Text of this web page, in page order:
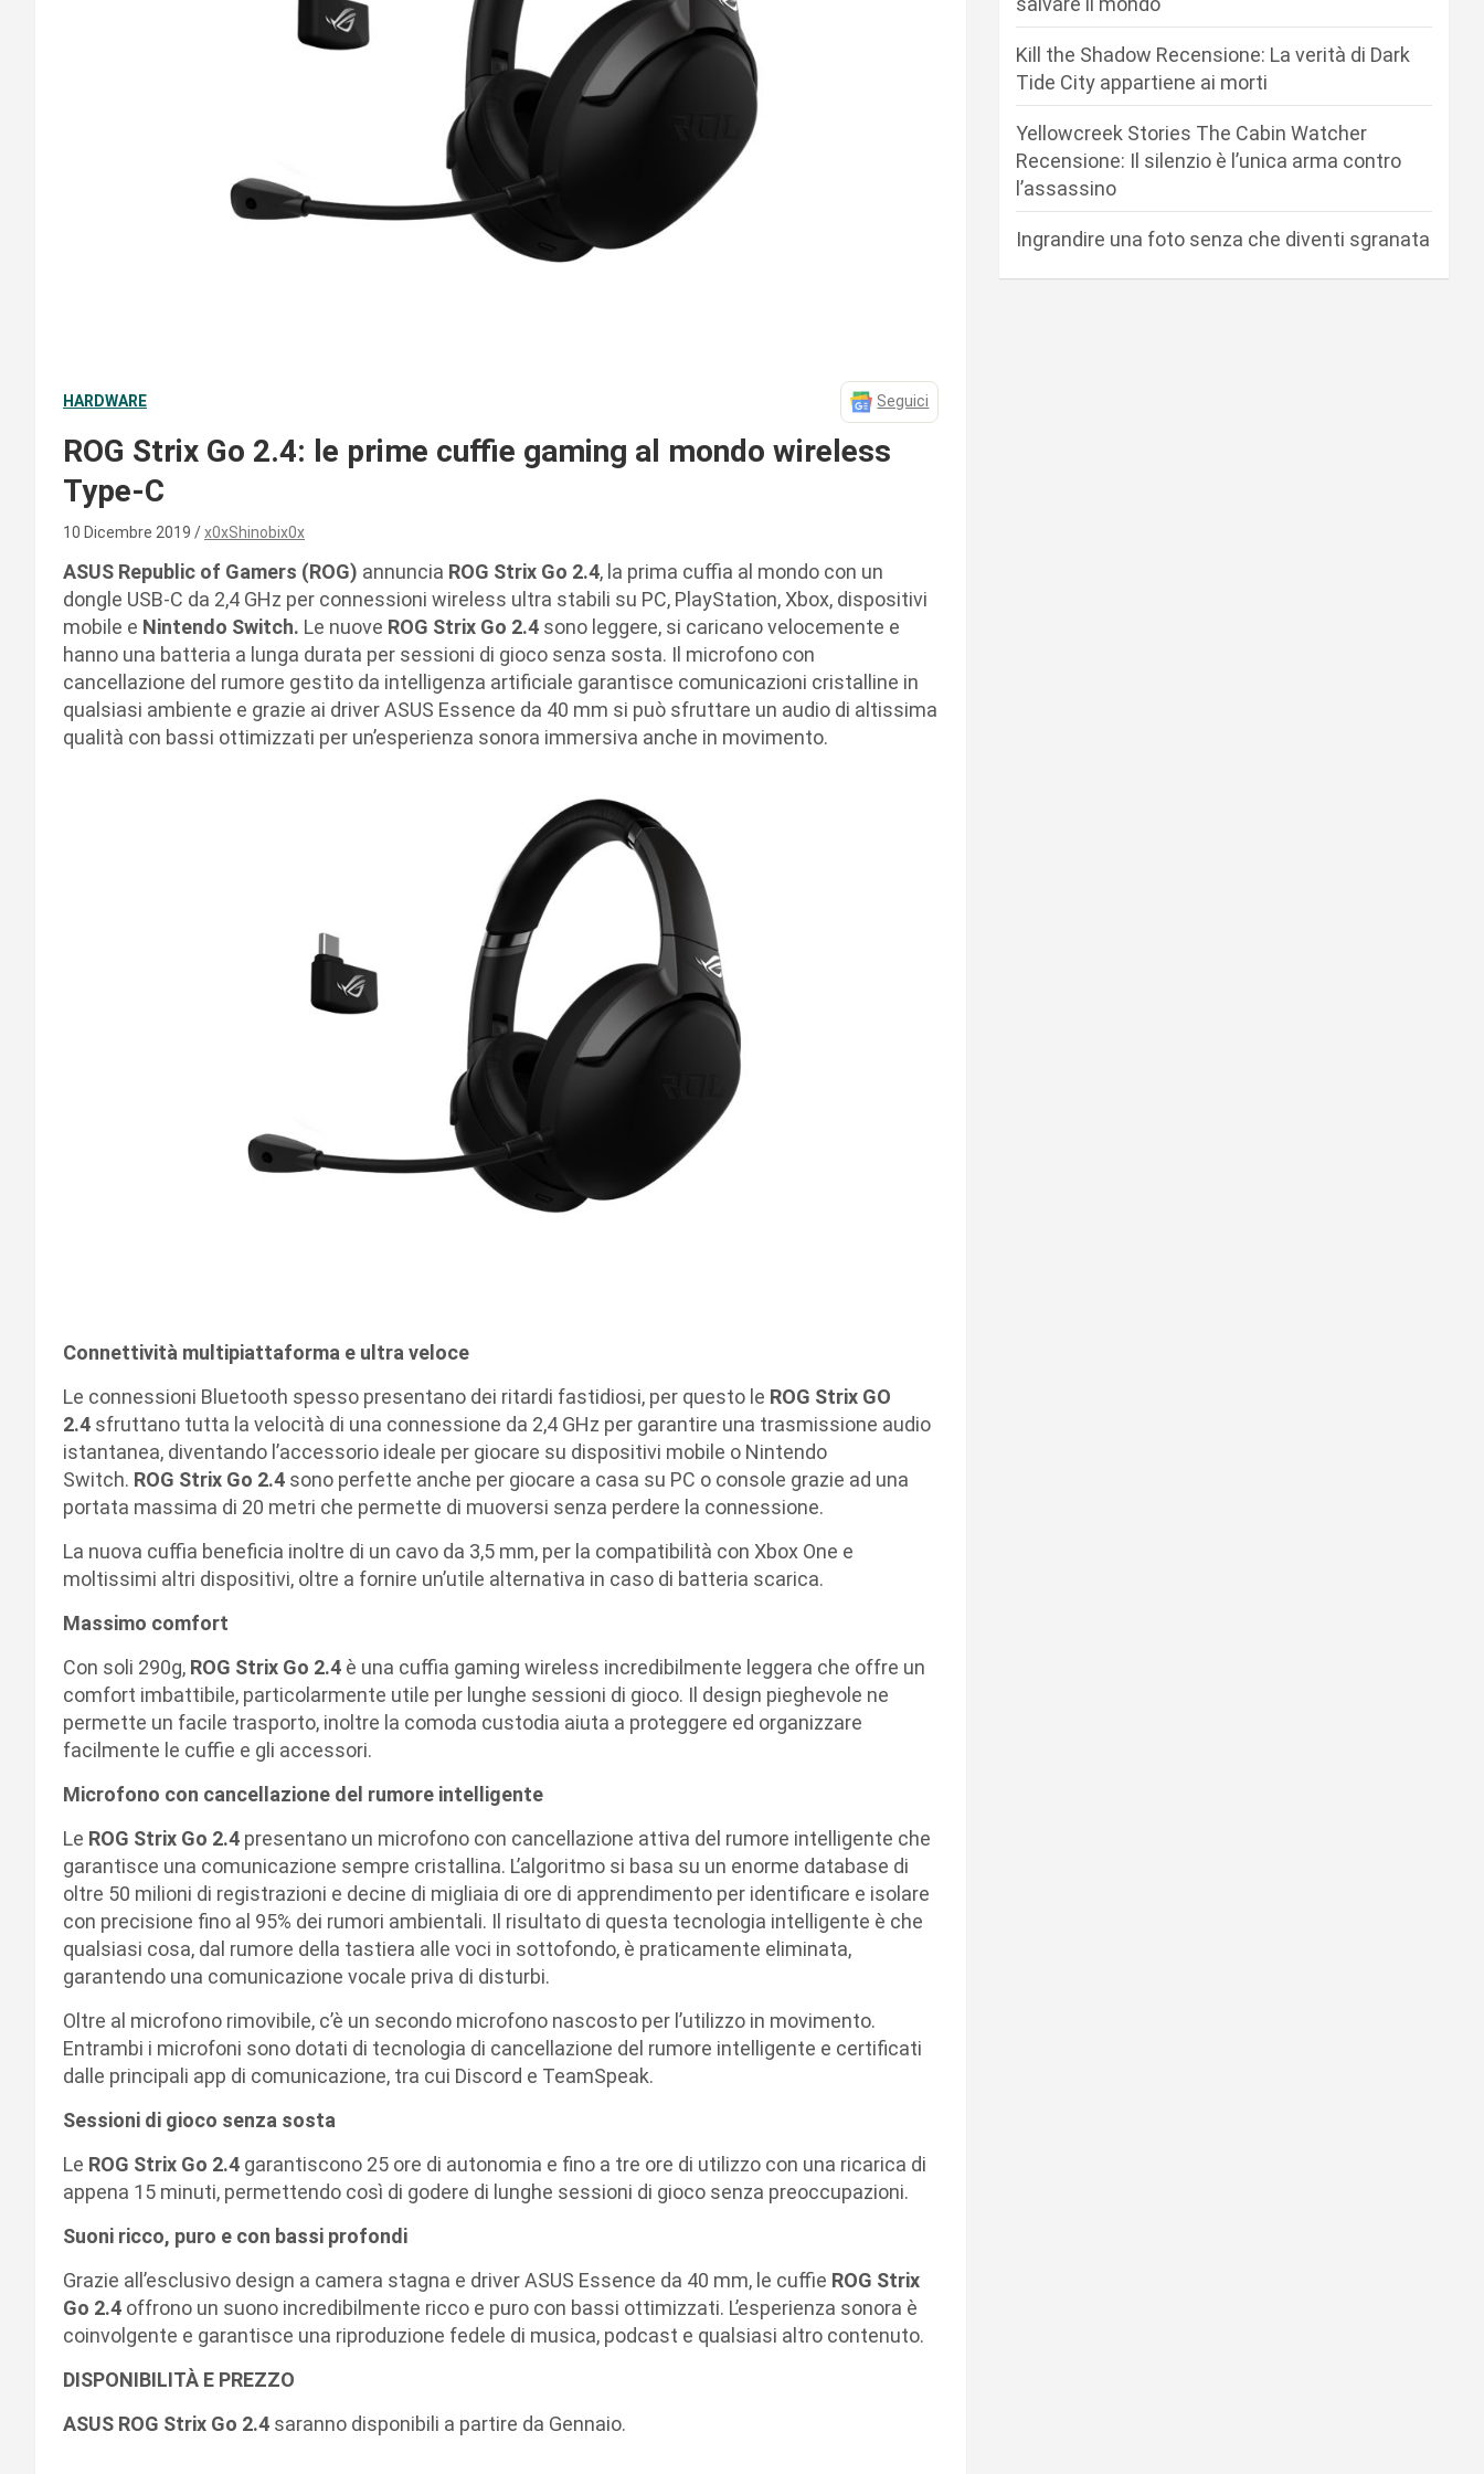
HARDWARE Seguici
ROG Strix Go 2.4: le prime cuffie gaming al mondo wireless
Type-C
10 Dicembre 2019 x0xShinobix0x
ASUS Republic of Gamers (ROG) annuncia ROG Strix Go 2.4, la prima cuffia al mondo con un
dongle USB-C da 2,4 GHz per connessioni wireless ultra stabili su PC, PlayStation, Xbox, dispositivi
mobile e Nintendo Switch. Le nuove ROG Strix Go 2.4 sono leggere, si caricano velocemente e
hanno una batteria a lunga durata per sessioni di gioco senza sosta. Il microfono con
cancellazione del rumore gestito da intelligenza artificiale garantisce comunicazioni cristalline in
qualsiasi ambiente e grazie ai driver ASUS Essence da 40 mm si può sfruttare un audio di altissima
qualità con bassi ottimizzati per un’esperienza sonora immersiva anche in movimento.
Connettività multipiattaforma e ultra veloce
Le connessioni Bluetooth spesso presentano dei ritardi fastidiosi, per questo le ROG Strix GO
2.4 sfruttano tutta la velocità di una connessione da 2,4 GHz per garantire una trasmissione audio
istantanea, diventando l’accessorio ideale per giocare su dispositivi mobile o Nintendo
Switch. ROG Strix Go 2.4 sono perfette anche per giocare a casa su PC o console grazie ad una
portata massima di 20 metri che permette di muoversi senza perdere la connessione.
La nuova cuffia beneficia inoltre di un cavo da 3,5 mm, per la compatibilità con Xbox One e
moltissimi altri dispositivi, oltre a fornire un’utile alternativa in caso di batteria scarica.
Massimo comfort
Con soli 290g, ROG Strix Go 2.4 è una cuffia gaming wireless incredibilmente leggera che offre un
comfort imbattibile, particolarmente utile per lunghe sessioni di gioco. Il design pieghevole ne
permette un facile trasporto, inoltre la comoda custodia aiuta a proteggere ed organizzare
facilmente le cuffie e gli accessori.
Microfono con cancellazione del rumore intelligente
Le ROG Strix Go 2.4 presentano un microfono con cancellazione attiva del rumore intelligente che
garantisce una comunicazione sempre cristallina. L’algoritmo si basa su un enorme database di
oltre 50 milioni di registrazioni e decine di migliaia di ore di apprendimento per identificare e isolare
con precisione fino al 95% dei rumori ambientali. Il risultato di questa tecnologia intelligente è che
qualsiasi cosa, dal rumore della tastiera alle voci in sottofondo, è praticamente eliminata,
garantendo una comunicazione vocale priva di disturbi.
Oltre al microfono rimovibile, c’è un secondo microfono nascosto per l’utilizzo in movimento.
Entrambi i microfoni sono dotati di tecnologia di cancellazione del rumore intelligente e certificati
dalle principali app di comunicazione, tra cui Discord e TeamSpeak.
Sessioni di gioco senza sosta
Le ROG Strix Go 2.4 garantiscono 25 ore di autonomia e fino a tre ore di utilizzo con una ricarica di
appena 15 minuti, permettendo così di godere di lunghe sessioni di gioco senza preoccupazioni.
Suoni ricco, puro e con bassi profondi
Grazie all’esclusivo design a camera stagna e driver ASUS Essence da 40 mm, le cuffie ROG Strix
Go 2.4 offrono un suono incredibilmente ricco e puro con bassi ottimizzati. L’esperienza sonora è
coinvolgente e garantisce una riproduzione fedele di musica, podcast e qualsiasi altro contenuto.
DISPONIBILITÀ E PREZZO
ASUS ROG Strix Go 2.4 saranno disponibili a partire da Gennaio.
Kill the Shadow Recensione: La verità di Dark
Tide City appartiene ai morti
Yellowcreek Stories The Cabin Watcher
Recensione: Il silenzio è l’unica arma contro
l’assassino
Ingrandire una foto senza che diventi sgranata